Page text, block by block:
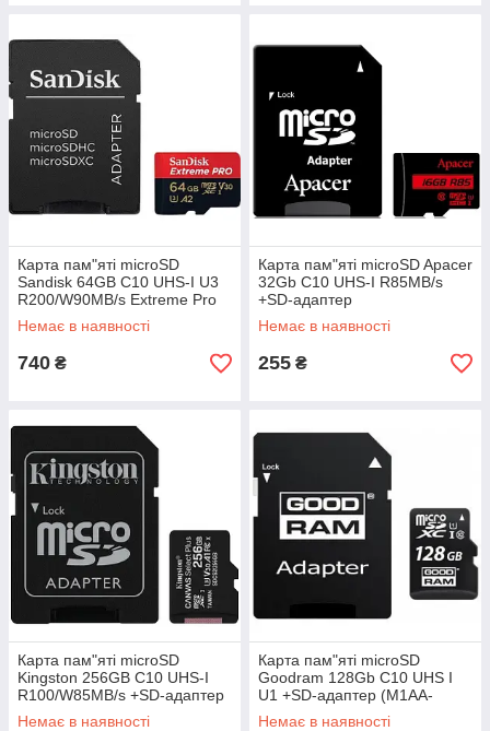
Карта пам"яті microSD
Sandisk 64GB C10 UHS-I U3
R200/W90MB/s Extreme Pro
V30 +SD-адаптер
Немає в наявності
740 ₴
Карта пам"яті microSD Apacer
32Gb C10 UHS-I R85MB/s
+SD-адаптер
(AP32GMCSH10U5-R) (код
139864)
Немає в наявності
255 ₴
Карта пам"яті microSD
Kingston 256GB C10 UHS-I
R100/W85MB/s +SD-адаптер
(SDCS2/256GB) (код 110180)
Немає в наявності
Карта пам"яті microSD
Goodram 128Gb C10 UHS I
U1 +SD-адаптер (M1AA-
1280R12) (код 129703)
Немає в наявності